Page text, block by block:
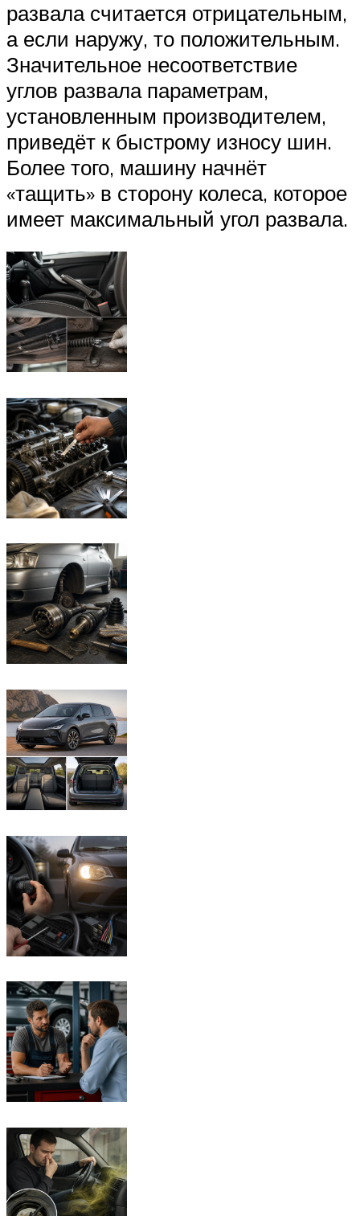
развала считается отрицательным,
а если наружу, то положительным.
Значительное несоответствие
углов развала параметрам,
установленным производителем,
приведёт к быстрому износу шин.
Более того, машину начнёт
«тащить» в сторону колеса, которое
имеет максимальный угол развала.